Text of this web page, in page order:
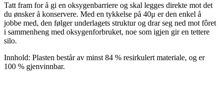
Tatt fram for å gi en oksygenbarriere og skal legges direkte mot det
du ønsker å konservere. Med en tykkelse på 40μ er den enkel å
jobbe med, den følger underlagets struktur og drar seg ned mot fôret
i sammenheng med oksygenforbruket, noe som igjen gir en tettere
silo.
Innhold: Plasten består av minst 84 % resirkulert materiale, og er
100 % gjenvinnbar.